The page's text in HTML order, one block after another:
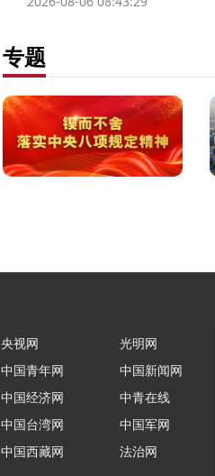
专题
央视网
中国青年网
中国经济网
中国台湾网
中国西藏网
光明网
中国新闻网
中青在线
中国军网
法治网